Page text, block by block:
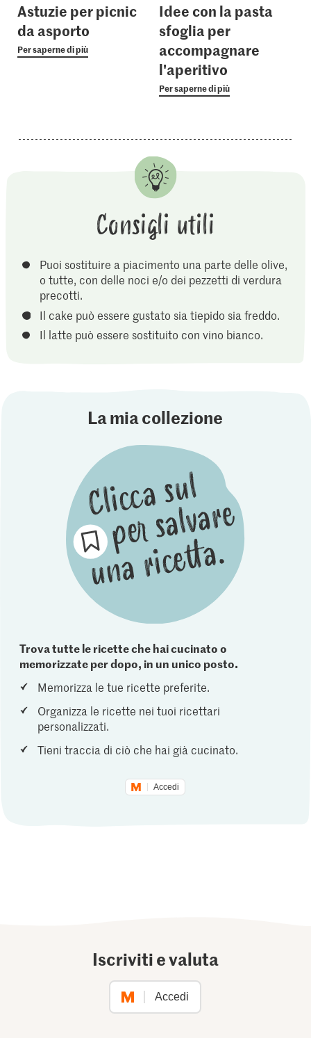
Astuzie per picnic
da asporto
Per saperne di più
Idee con la pasta
sfoglia per
accompagnare
l'aperitivo
Per saperne di più
Consigli utili
Puoi sostituire a piacimento una parte delle olive,
o tutte, con delle noci e/o dei pezzetti di verdura
precotti.
Il cake può essere gustato sia tiepido sia freddo.
Il latte può essere sostituito con vino bianco.
La mia collezione
Trova tutte le ricette che hai cucinato o
memorizzate per dopo, in un unico posto.
Memorizza le tue ricette preferite.
Organizza le ricette nei tuoi ricettari
personalizzati.
Tieni traccia di ciò che hai già cucinato.
Accedi
Iscriviti e valuta
Accedi